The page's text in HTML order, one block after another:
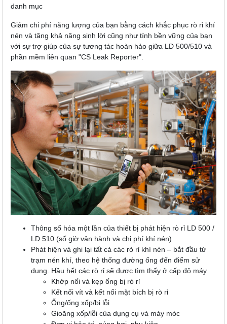
danh mục
Giảm chi phí năng lượng của bạn bằng cách khắc phục rò rỉ khí
nén và tăng khả năng sinh lời cũng như tính bền vững của bạn
với sự trợ giúp của sự tương tác hoàn hảo giữa LD 500/510 và
phần mềm liên quan "CS Leak Reporter".
Thông số hóa một lần của thiết bị phát hiện rò rỉ LD 500 /
LD 510 (số giờ vận hành và chi phí khí nén)
Phát hiện và ghi lại tất cả các rò rỉ khí nén – bắt đầu từ
trạm nén khí, theo hệ thống đường ống đến điểm sử
dụng. Hầu hết các rò rỉ sẽ được tìm thấy ở cấp độ máy
Khớp nối và kẹp ống bị rò rỉ
Kết nối vít và kết nối mặt bích bị rò rỉ
Ống/ống xốp/bị lỗi
Gioăng xốp/lỗi của dụng cụ và máy móc